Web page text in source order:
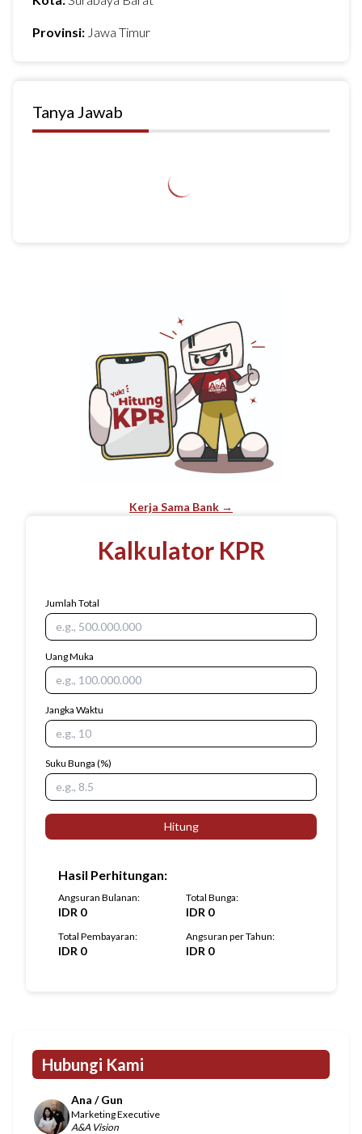
Kerja Sama Bank →
Kalkulator KPR
Jumlah Total
Uang Muka
Jangka Waktu
Suku Bunga (%)
Hitung
Hasil Perhitungan:
Angsuran Bulanan:
IDR 0
Total Bunga:
IDR 0
Total Pembayaran:
IDR 0
Angsuran per Tahun:
IDR 0
Provinsi: Jawa Timur
Tanya Jawab
Hubungi Kami
Ana / Gun
Marketing Executive
A&A Vision